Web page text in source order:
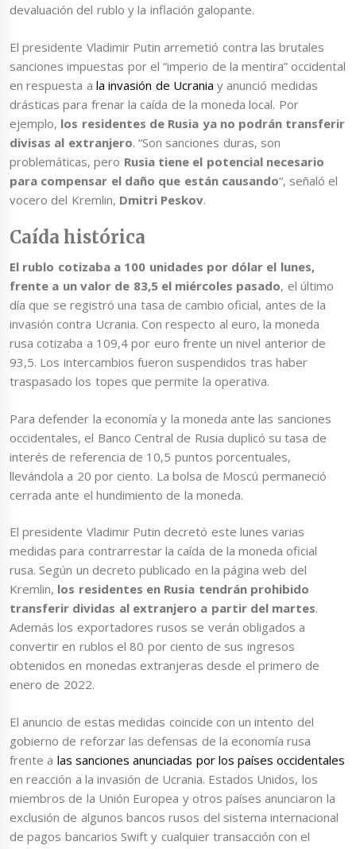
devaluación del rublo y la inflación galopante.
El presidente Vladimir Putin arremetió contra las brutales
sanciones impuestas por el “imperio de la mentira” occidental
en respuesta a la invasión de Ucraniay anunció medidas
drásticas para frenar la caída de la moneda local. Por
ejemplo, los residentes de Rusia ya no podrán transferir
divisas al extranjero. “Son sanciones duras, son
problemáticas, pero Rusia tiene el potencial necesario
para compensar el daño que están causando“, señaló el
vocero del Kremlin, Dmitri Peskov.
Caída histórica
El rublo cotizaba a 100 unidades por dólar el lunes,
frente a un valor de 83,5 el miércoles pasado, el último
día que se registró una tasa de cambio oficial, antes de la
invasión contra Ucrania. Con respecto al euro, la moneda
rusa cotizaba a 109,4 por euro frente un nivel anterior de
93,5. Los intercambios fueron suspendidos tras haber
traspasado los topes que permite la operativa.
Para defender la economía y la moneda ante las sanciones
occidentales, el Banco Central de Rusia duplicó su tasa de
interés de referencia de 10,5 puntos porcentuales,
llevándola a 20 por ciento. La bolsa de Moscú permaneció
cerrada ante el hundimiento de la moneda.
El presidente Vladimir Putin decretó este lunes varias
medidas para contrarrestar la caída de la moneda oficial
rusa. Según un decreto publicado en la página web del
Kremlin, los residentes en Rusia tendrán prohibido
transferir dividas al extranjero a partir del martes.
Además los exportadores rusos se verán obligados a
convertir en rublos el 80 por ciento de sus ingresos
obtenidos en monedas extranjeras desde el primero de
enero de 2022.
El anuncio de estas medidas coincide con un intento del
gobierno de reforzar las defensas de la economía rusa
frente a las sanciones anunciadas por los países occidentales
en reacción a la invasión de Ucrania. Estados Unidos, los
miembros de la Unión Europea y otros países anunciaron la
exclusión de algunos bancos rusos del sistema internacional
de pagos bancarios Swift y cualquier transacción con el